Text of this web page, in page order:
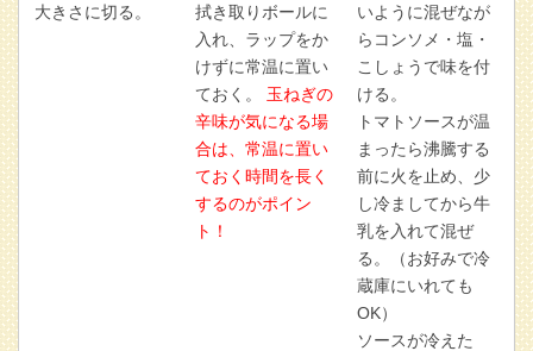
大きさに切る。
拭き取りボールに
入れ、ラップをか
けずに常温に置い
ておく。 玉ねぎの
辛味が気になる場
合は、常温に置い
ておく時間を長く
するのがポイン
ト！
いように混ぜなが
らコンソメ・塩・
こしょうで味を付
ける。
トマトソースが温
まったら沸騰する
前に火を止め、少
し冷ましてから牛
乳を入れて混ぜ
る。（お好みで冷
蔵庫にいれても
OK）
ソースが冷えた